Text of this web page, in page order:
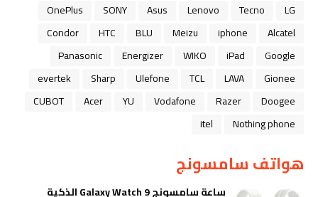
LG
Tecno
Lenovo
Asus
SONY
OnePlus
Alcatel
iphone
Meizu
BLU
HTC
Condor
Google
iPad
WIKO
Energizer
Panasonic
Gionee
LAVA
TCL
Ulefone
Sharp
evertek
Doogee
Razer
Vodafone
YU
Acer
CUBOT
Nothing phone
itel
هواتف سامسونج
ساعة سامسونج Galaxy Watch 9 الذكية